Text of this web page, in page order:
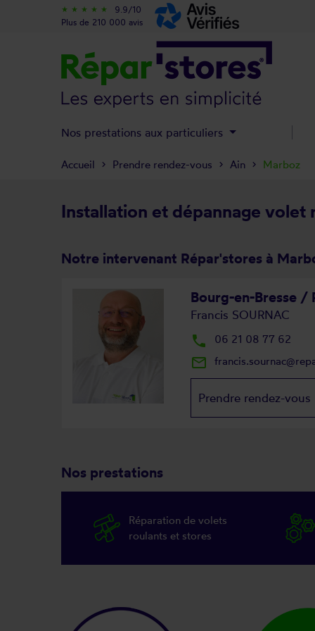
Installation et dépannage volet
Notre intervenant Répar'stores à
Bourg-en-Bresse /
Francis SOURNAC
local_phone 06 21 08 77 62
mail_outline
Prendre rendez-vous
Nos prestations
Réparation de volets
roulants et stores
Accueil Prendre rendez-vous Ain Marboz
star_rate star_rate star_rate star_rate star_rate
9.9/10
Plus de 210 000 avis
Nos prestations aux particuliers